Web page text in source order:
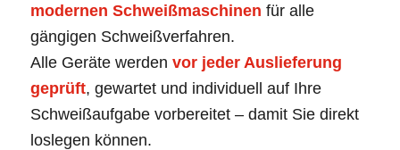
modernen Schweißmaschinen für alle
gängigen Schweißverfahren.
Alle Geräte werden vor jeder Auslieferung
geprüft, gewartet und individuell auf Ihre
Schweißaufgabe vorbereitet – damit Sie direkt
loslegen können.